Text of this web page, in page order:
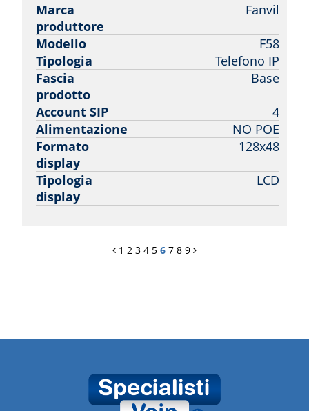
Marca
produttore
Fanvil
Modello
F58
Tipologia
Telefono IP
Fascia
prodotto
Base
Account SIP
4
Alimentazione
NO POE
Formato
display
128x48
Tipologia
display
LCD
1 2 3 4 5 6 7 8 9